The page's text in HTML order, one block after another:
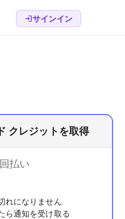
サインイン
クレジットを取得
払い
れになりません
ら通知を受け取る